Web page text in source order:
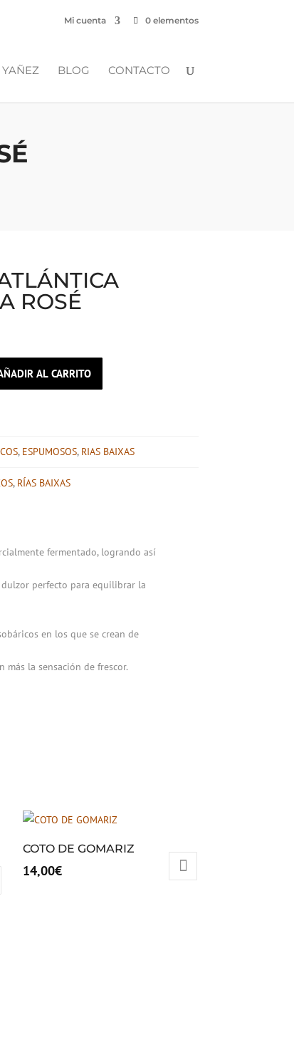
Mi cuenta 0 elementos
YAÑEZ BLOG CONTACTO
ROSÉ
AL CARRITO
, ESPUMOSOS, RIAS BAIXAS
, RÍAS BAIXAS
fermentado, logrando así
perfecto para equilibrar la
en los que se crean de
la sensación de frescor.
COTO DE GOMARIZ
14,00€